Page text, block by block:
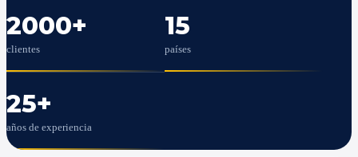
2000+
clientes
15
países
25+
años de experiencia